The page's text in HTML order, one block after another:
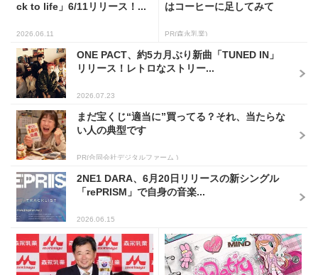
ck to life」6/11リリース！...
2026.06.11
はコーヒーに足してみて
PR(森永乳業)
ONE PACT、約5カ月ぶり新曲「TUNED IN」
リリース！レトロなストリー...
2026.07.23
まだ宝くじ“適当に”買ってる？それ、当たらな
い人の典型です
PR(合同会社デジタルファーム )
2NE1 DARA、6月20日リリースの新シングル
「rePRISM」で自身の音楽...
2026.06.15